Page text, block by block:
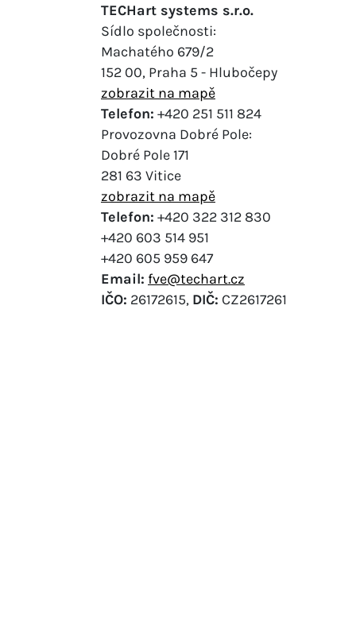
TECHart systems s.r.o.
Sídlo společnosti:
Machatého 679/2
152 00, Praha 5 - Hlubočepy
zobrazit na mapě
Telefon: +420 251 511 824
Provozovna Dobré Pole:
Dobré Pole 171
281 63 Vitice
zobrazit na mapě
Telefon: +420 322 312 830
+420 603 514 951
+420 605 959 647
Email: fve@techart.cz
IČO: 26172615, DIČ: CZ2617261